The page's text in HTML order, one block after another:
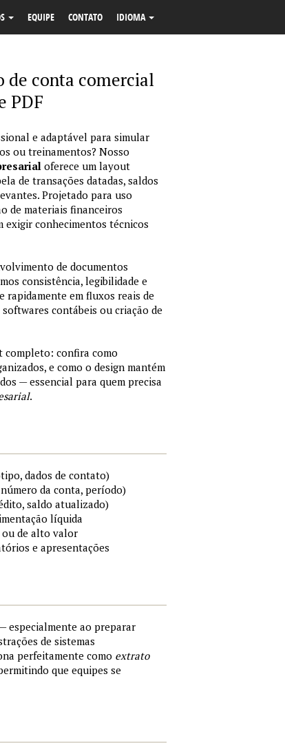
EQUIPE CONTATO IDIOMA
de conta comercial
PDF
e adaptável para simular
ou treinamentos? Nosso
oferece um layout
de transações datadas, saldos
Projetado para uso
de materiais financeiros
conhecimentos técnicos
de documentos
consistência, legibilidade e
em fluxos reais de
contábeis ou criação de
completo: confira como
e como o design mantém
— essencial para quem precisa
.
dados de contato)
da conta, período)
saldo atualizado)
líquida
ou de alto valor
e apresentações
especialmente ao preparar
de sistemas
perfeitamente como extrato
que equipes se